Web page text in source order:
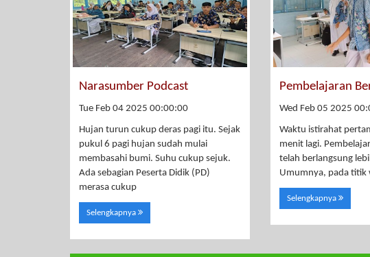
Narasumber Podcast
Tue Feb 04 2025 00:00:00
Hujan turun cukup deras pagi itu. Sejak
pukul 6 pagi hujan sudah mulai
membasahi bumi. Suhu cukup sejuk.
Ada sebagian Peserta Didik (PD)
merasa cukup
Selengkapnya
Pembelajaran
Wed Feb 05 2025
Waktu istirahat
menit lagi.
telah berlangsung
Umumnya, pada titik
Selengkapnya